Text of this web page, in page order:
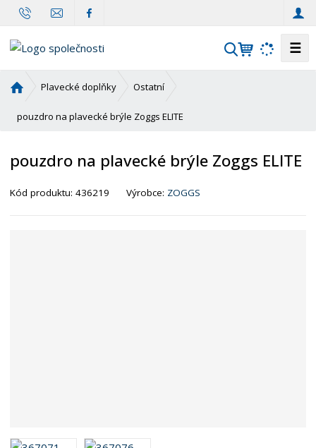
V
t
☰
o
í
t
Plavecké doplňky Ostatní
pouzdro na plavecké brýle Zoggs ELITE
pouzdro na plavecké brýle Zoggs ELITE
Kód produktu:436219 Výrobce: ZOGGS